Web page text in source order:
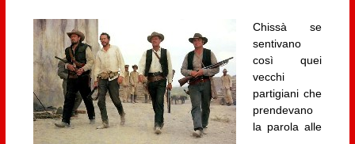
Chissà se
sentivano
così quei
vecchi
partigiani che
prendevano
la parola alle